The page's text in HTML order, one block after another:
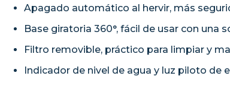
Apagado automático al hervir, más
Base giratoria 360°, fácil de usar con una
Filtro removible, práctico para limpiar y
Indicador de nivel de agua y luz piloto de